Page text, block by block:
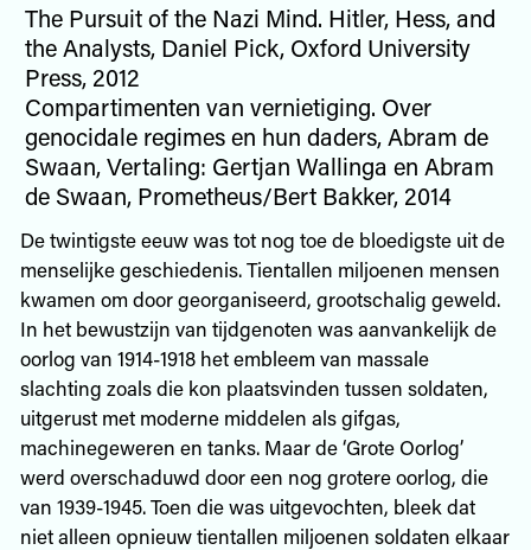
The Pursuit of the Nazi Mind. Hitler, Hess, and
the Analysts, Daniel Pick, Oxford University
Press, 2012
Compartimenten van vernietiging. Over
genocidale regimes en hun daders, Abram de
Swaan, Vertaling: Gertjan Wallinga en Abram
de Swaan, Prometheus/Bert Bakker, 2014
De twintigste eeuw was tot nog toe de bloedigste uit de
menselijke geschiedenis. Tientallen miljoenen mensen
kwamen om door georganiseerd, grootschalig geweld.
In het bewustzijn van tijdgenoten was aanvankelijk de
oorlog van 1914-1918 het embleem van massale
slachting zoals die kon plaatsvinden tussen soldaten,
uitgerust met moderne middelen als gifgas,
machinegeweren en tanks. Maar de ‘Grote Oorlog’
werd overschaduwd door een nog grotere oorlog, die
van 1939-1945. Toen die was uitgevochten, bleek dat
niet alleen opnieuw tientallen miljoenen soldaten elkaar